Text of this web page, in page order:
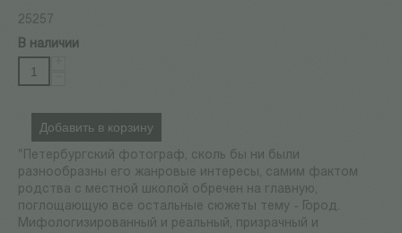
25257
В наличии
Добавить в корзину
"Петербургский фотограф, сколь бы ни были
разнообразны его жанровые интересы, самим фактом
родства с местной школой обречен на главную,
поглощающую все остальные сюжеты тему - Город.
Мифологизированный и реальный, призрачный и